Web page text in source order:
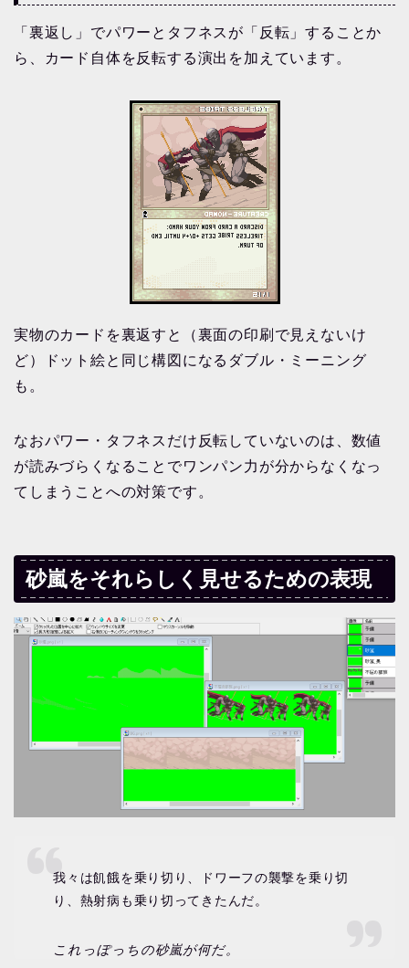
「裏返し」でパワーとタフネスが「反転」することか
ら、カード自体を反転する演出を加えています。
実物のカードを裏返すと（裏面の印刷で見えないけ
ど）ドット絵と同じ構図になるダブル・ミーニング
も。
なおパワー・タフネスだけ反転していないのは、数値
が読みづらくなることでワンパン力が分からなくなっ
てしまうことへの対策です。
砂嵐をそれらしく見せるための表現
我々は飢餓を乗り切り、ドワーフの襲撃を乗り切
り、熱射病も乗り切ってきたんだ。
これっぽっちの砂嵐が何だ。